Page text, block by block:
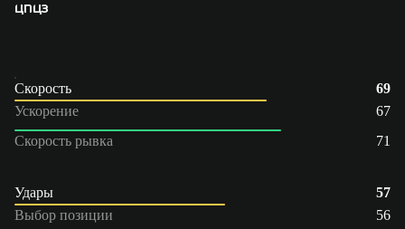
ЦПЦЗ
Скорость
69
Ускорение
67
Скорость рывка
71
Удары
57
Выбор позиции
56